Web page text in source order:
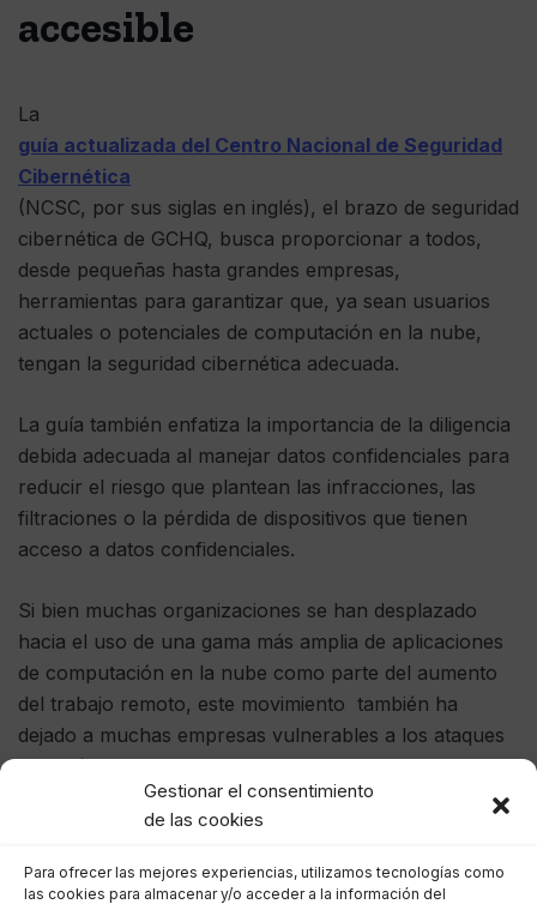
Gestionar el consentimiento
de las cookies
Para ofrecer las mejores experiencias, utilizamos tecnologías como
las cookies para almacenar y/o acceder a la información del
accesible
La
guía actualizada del Centro Nacional de Seguridad
Cibernética
(NCSC, por sus siglas en inglés), el brazo de seguridad
cibernética de GCHQ, busca proporcionar a todos,
desde pequeñas hasta grandes empresas,
herramientas para garantizar que, ya sean usuarios
actuales o potenciales de computación en la nube,
tengan la seguridad cibernética adecuada.
La guía también enfatiza la importancia de la diligencia
debida adecuada al manejar datos confidenciales para
reducir el riesgo que plantean las infracciones, las
filtraciones o la pérdida de dispositivos que tienen
acceso a datos confidenciales.
Si bien muchas organizaciones se han desplazado
hacia el uso de una gama más amplia de aplicaciones
de computación en la nube como parte del aumento
del trabajo remoto, este movimiento también ha
dejado a muchas empresas vulnerables a los ataques
cibernéticos y las filtraciones de datos.
Gran parte de la nueva guía de
basado en principios recientemente publicado por